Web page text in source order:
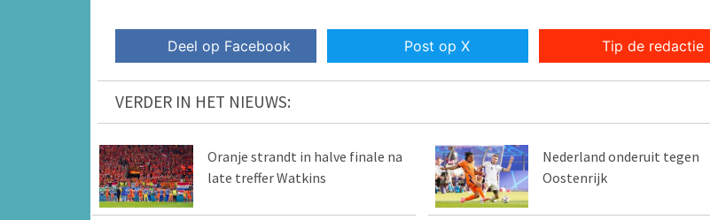
Deel op Facebook Post op X Tip de redactie
VERDER IN HET NIEUWS:
Oranje strandt in halve finale na
late treffer Watkins
Nederland onderuit tegen
Oostenrijk